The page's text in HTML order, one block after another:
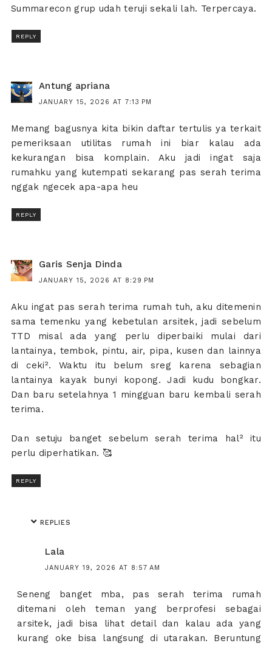
Summarecon grup udah teruji sekali lah. Terpercaya.
REPLY
Antung apriana
JANUARY 15, 2026 AT 7:13 PM
Memang bagusnya kita bikin daftar tertulis ya terkait
pemeriksaan utilitas rumah ini biar kalau ada
kekurangan bisa komplain. Aku jadi ingat saja
rumahku yang kutempati sekarang pas serah terima
nggak ngecek apa-apa heu
REPLY
Garis Senja Dinda
JANUARY 15, 2026 AT 8:29 PM
Aku ingat pas serah terima rumah tuh, aku ditemenin
sama temenku yang kebetulan arsitek, jadi sebelum
TTD misal ada yang perlu diperbaiki mulai dari
lantainya, tembok, pintu, air, pipa, kusen dan lainnya
di ceki². Waktu itu belum sreg karena sebagian
lantainya kayak bunyi kopong. Jadi kudu bongkar.
Dan baru setelahnya 1 mingguan baru kembali serah
terima.
Dan setuju banget sebelum serah terima hal² itu
perlu diperhatikan. 🥰
REPLY
REPLIES
Lala
JANUARY 19, 2026 AT 8:57 AM
Seneng banget mba, pas serah terima rumah
ditemani oleh teman yang berprofesi sebagai
arsitek, jadi bisa lihat detail dan kalau ada yang
kurang oke bisa langsung di utarakan. Beruntung